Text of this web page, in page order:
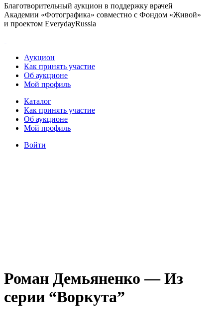
Благотворительный аукцион в поддержку врачей
Академии «Фотографика» совместно с Фондом «Живой»
и проектом EverydayRussia
Аукцион
Как принять участие
Об аукционе
Мой профиль
Каталог
Как принять участие
Об аукционе
Мой профиль
Войти
Роман Демьяненко — Из
серии “Воркута”